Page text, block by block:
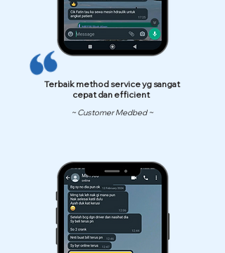
Terbaik method service yg sangat
cepat dan efficient
~ Customer Medbed ~